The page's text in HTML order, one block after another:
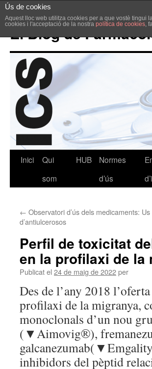
Ús de cookies
Aquest lloc web utilitza cookies per a que vostè tingui
cookies i l'acceptació de la nostra política de cookies,
El Blog de
Inici
Qui
som
HUB
Normes
d’ús
← Observatori d’ús dels medicaments: Us
d’antiulcerosos
Perfil de toxicitat
en la profilaxi de la
Publicat el 24 de maig de 2022per
Des de l’any 2018
profilaxi de la migranya,
monoclonals d’un nou
(▼Aimovig®),
inhibidors del pèptid